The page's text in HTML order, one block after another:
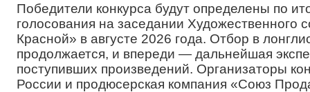
Победители конкурса будут определены по
голосования на заседании Художественного
Красной» в августе 2026 года. Отбор в
продолжается, и впереди — дальнейшая
поступивших произведений. Организаторы
России и продюсерская компания «Союз